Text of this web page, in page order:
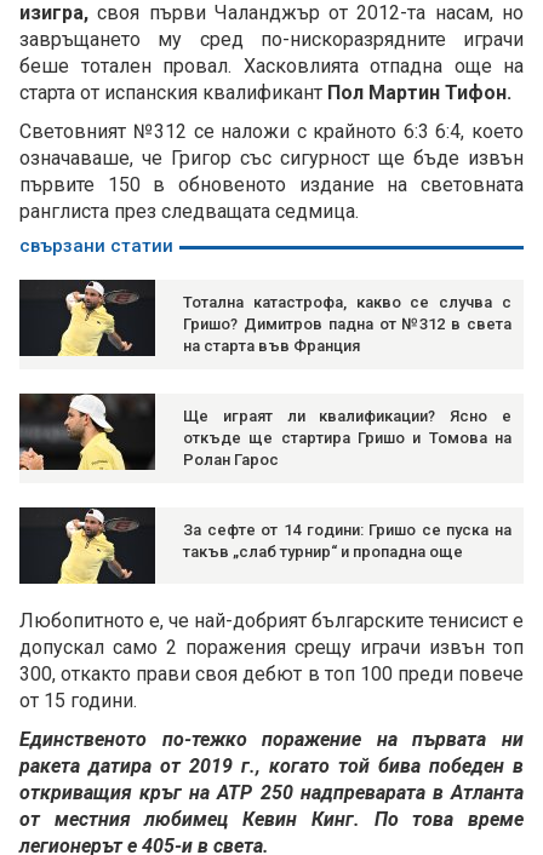
изигра,своя първи Чаланджър от 2012-та насам, но
завръщането му сред по-нискоразрядните играчи
беше тотален провал. Хасковлията отпадна още на
старта от испанския квалификант Пол Мартин Тифон.
Световният №312 се наложи с крайното 6:3 6:4, което
означаваше, че Григор със сигурност ще бъде извън
първите 150 в обновеното издание на световната
ранглиста през следващата седмица.
свързани статии
Тотална катастрофа, какво се случва с
Гришо? Димитров падна от №312 в света
на старта във Франция
Ще играят ли квалификации? Ясно е
откъде ще стартира Гришо и Томова на
Ролан Гарос
За сефте от 14 години: Гришо се пуска на
такъв „слаб турнир“ и пропадна още
Любопитното е, че най-добрият българските тенисист е
допускал само 2 поражения срещу играчи извън топ
300, откакто прави своя дебют в топ 100 преди повече
от 15 години.
Единственото по-тежко поражение на първата ни
ракета датира от 2019 г., когато той бива победен в
откриващия кръг на ATP 250 надпреварата в Атланта
от местния любимец Кевин Кинг. По това време
легионерът е 405-и в света.